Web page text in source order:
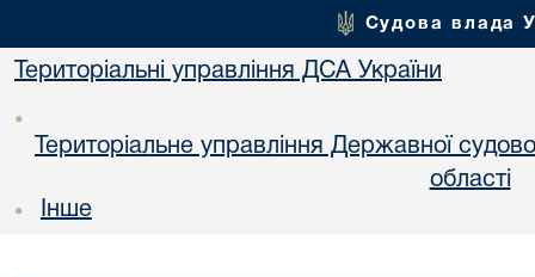
Судова влада
Територіальні управління ДСА України
•
Територіальне управління Державної
областi
• Інше